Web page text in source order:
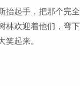
抬起手，把那个完
林欢迎着他们，弯
起来。